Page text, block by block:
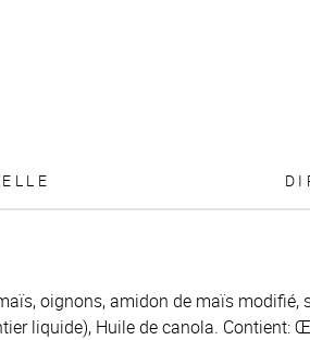
oignons, amidon de maïs modifié,
liquide), Huile de canola. Contient: